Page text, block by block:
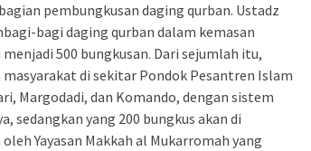
pembungkusan daging qurban. Ustadz
bagi daging qurban dalam kemasan
500 bungkusan. Dari sejumlah itu,
masyarakat di sekitar Pondok Pesantren Islam
Margodadi, dan Komando, dengan sistem
sedangkan yang 200 bungkus akan di
Yayasan Makkah al Mukarromah yang